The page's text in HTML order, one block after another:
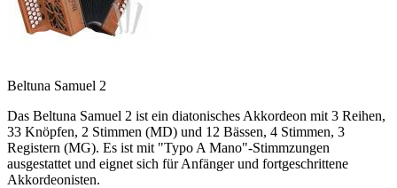
Beltuna Samuel 2
Das Beltuna Samuel 2 ist ein diatonisches Akkordeon mit 3 Reihen,
33 Knöpfen, 2 Stimmen (MD) und 12 Bässen, 4 Stimmen, 3
Registern (MG). Es ist mit "Typo A Mano"-Stimmzungen
ausgestattet und eignet sich für Anfänger und fortgeschrittene
Akkordeonisten.